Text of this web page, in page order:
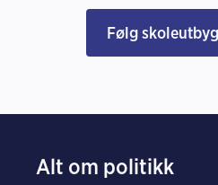
Følg
Alt om politikk